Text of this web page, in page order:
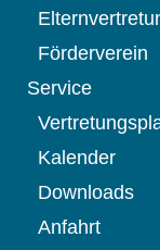
Förderverein
Service
Kalender
Downloads
Anfahrt